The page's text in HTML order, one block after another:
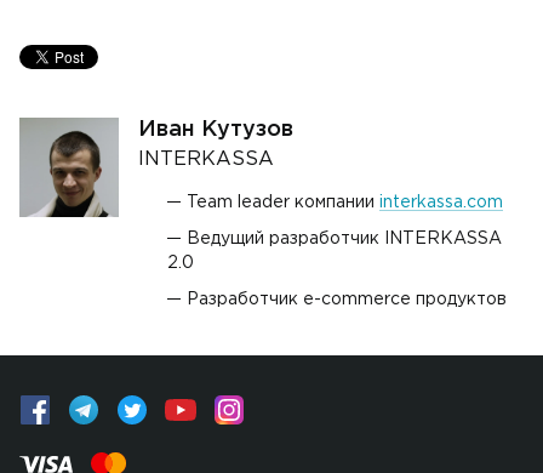
Иван Кутузов
INTERKASSA
Team leader компании interkassa.com
Ведущий разработчик INTERKASSA
2.0
Разработчик e-commerce продуктов